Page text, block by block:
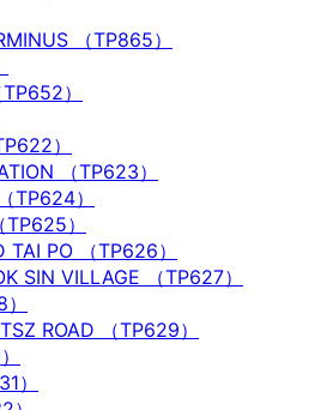
（TP865）
）
）
（TP623）
TP624）
）
PO （TP626）
SIN VILLAGE （TP627）
ROAD （TP629）
）